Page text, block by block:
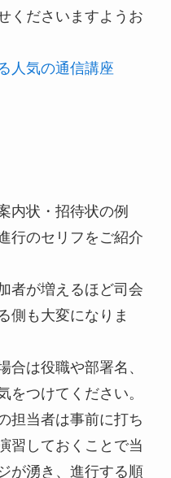
くださいますようお
人気の通信講座
内状・招待状の例
行のセリフをご紹介
者が増えるほど司会
側も大変になりま
合は役職や部署名、
をつけてください。
担当者は事前に打ち
習しておくことで当
が湧き、進行する順